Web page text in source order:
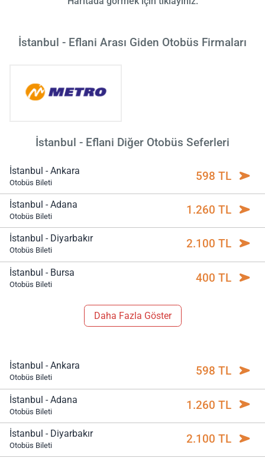
İstanbul - Eflani Arası Giden Otobüs Firmaları
İstanbul - Eflani Diğer Otobüs Seferleri
İstanbul - Ankara
Otobüs Bileti 598 TL
İstanbul - Adana
Otobüs Bileti 1.260 TL
İstanbul - Diyarbakır
Otobüs Bileti 2.100 TL
İstanbul - Bursa
Otobüs Bileti 400 TL
Daha Fazla Göster
İstanbul - Ankara
Otobüs Bileti 598 TL
İstanbul - Adana
Otobüs Bileti 1.260 TL
İstanbul - Diyarbakır
Otobüs Bileti 2.100 TL